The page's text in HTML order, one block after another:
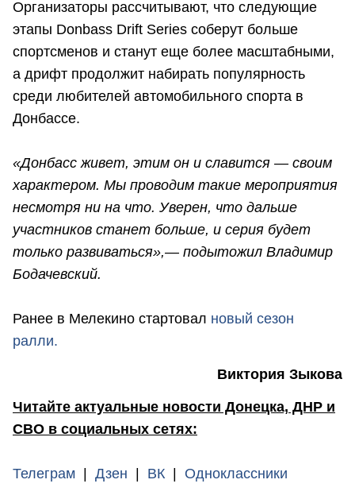
Организаторы рассчитывают, что следующие
этапы Donbass Drift Series соберут больше
спортсменов и станут еще более масштабными,
а дрифт продолжит набирать популярность
среди любителей автомобильного спорта в
Донбассе.
«Донбасс живет, этим он и славится — своим
характером. Мы проводим такие мероприятия
несмотря ни на что. Уверен, что дальше
участников станет больше, и серия будет
только развиваться»,— подытожил Владимир
Бодачевский.
Ранее в Мелекино стартовал новый сезон
ралли.
Виктория Зыкова
Читайте актуальные новости Донецка, ДНР и
СВО в социальных сетях:
Телеграм | Дзен | ВК | Одноклассники